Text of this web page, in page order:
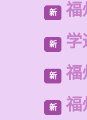
新 福
新 学
新 福
新 福